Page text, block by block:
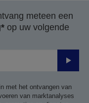
meteen een
op uw volgende
met het ontvangen van
van marktanalyses